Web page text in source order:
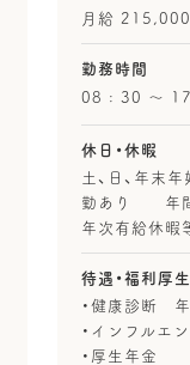
月給
勤務時間
08 : 30 〜
休日・休暇
土、日、年末
勤あり 年
年次有給休暇
待遇・福利厚生
・健康診断
・インフルエ
・厚生年金